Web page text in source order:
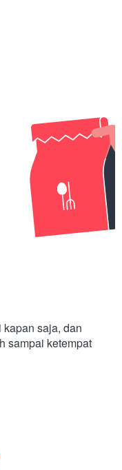
saja, dan
sampai ketempat